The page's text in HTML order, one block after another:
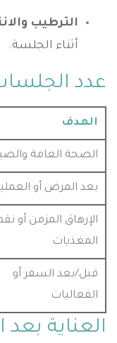
الترطيب
أثناء الجلسة.
عدد
الهدف
الصحة العامة
بعد المرض أو
الإرهاق المزمن أو
المغذيات
قبل/بعد السفر أو
الفعاليات
العناية